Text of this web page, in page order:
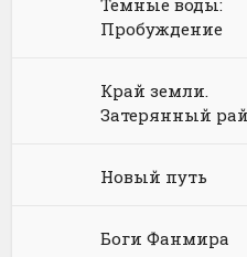
Юриспруденция, право
Научная фантастика
Попаданцы
Юмористическая
Любовное фэнтези
Русское фэнтези
Фэнтези про драконов
Юмористическое фэнтези
Темные воды:
Пробуждение
Край земли.
Затерянный рай
Новый путь
Боги Фанмира